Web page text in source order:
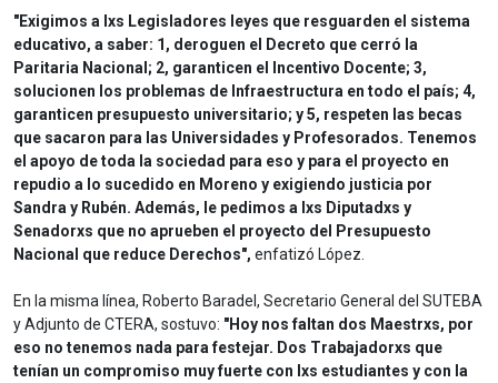
"Exigimos a lxs Legisladores leyes que resguarden el sistema
educativo, a saber: 1, deroguen el Decreto que cerró la
Paritaria Nacional; 2, garanticen el Incentivo Docente; 3,
solucionen los problemas de Infraestructura en todo el país; 4,
garanticen presupuesto universitario; y 5, respeten las becas
que sacaron para las Universidades y Profesorados. Tenemos
el apoyo de toda la sociedad para eso y para el proyecto en
repudio a lo sucedido en Moreno y exigiendo justicia por
Sandra y Rubén. Además, le pedimos a lxs Diputadxs y
Senadorxs que no aprueben el proyecto del Presupuesto
Nacional que reduce Derechos", enfatizó López.
En la misma línea, Roberto Baradel, Secretario General del SUTEBA
y Adjunto de CTERA, sostuvo: "Hoy nos faltan dos Maestrxs, por
eso no tenemos nada para festejar. Dos Trabajadorxs que
tenían un compromiso muy fuerte con lxs estudiantes y con la